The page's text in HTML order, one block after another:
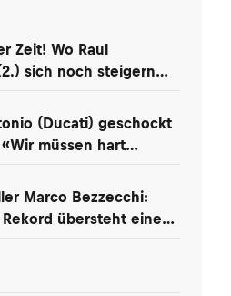
Zeit! Wo Raul
sich noch steigern
(Ducati) geschockt
müssen hart
Marco Bezzecchi:
übersteht einen